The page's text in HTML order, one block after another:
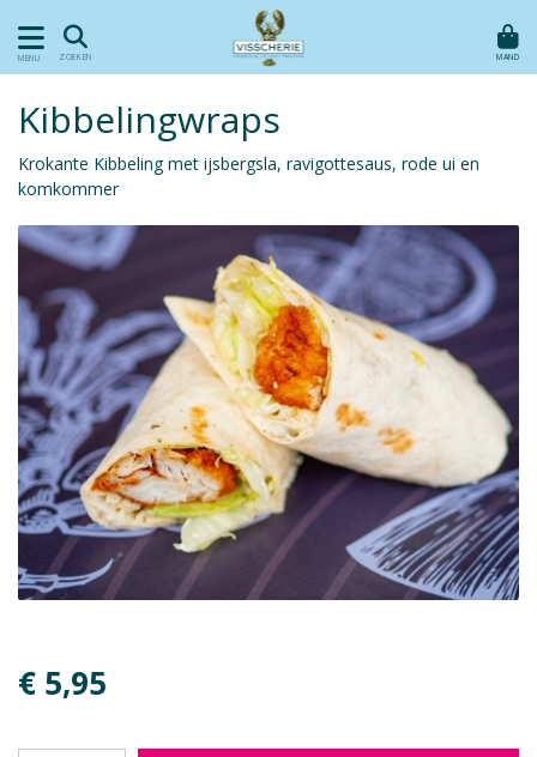
MENU ZOEKEN MAND
Kibbelingwraps
Krokante Kibbeling met ijsbergsla, ravigottesaus, rode ui en
komkommer
€ 5,95